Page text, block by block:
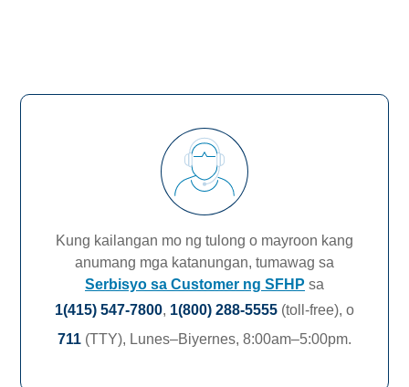
Kung kailangan mo ng tulong o mayroon kang
anumang mga katanungan, tumawag sa
Serbisyo sa Customer ng SFHP sa
1(415) 547-7800, 1(800) 288-5555 (toll-free), o
711 (TTY), Lunes–Biyernes, 8:00am–5:00pm.